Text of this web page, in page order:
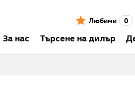
Любими 0
За нас Търсене на дилър